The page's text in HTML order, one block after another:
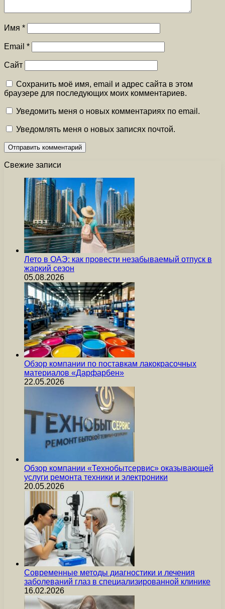
Имя *
Email *
Сайт
Сохранить моё имя, email и адрес сайта в этом
браузере для последующих моих комментариев.
Уведомить меня о новых комментариях по email.
Уведомлять меня о новых записях почтой.
Свежие записи
Лето в ОАЭ: как провести незабываемый отпуск в
жаркий сезон
05.08.2026
Обзор компании по поставкам лакокрасочных
материалов «Дарфарбен»
22.05.2026
Обзор компании «Технобытсервис» оказывающей
услуги ремонта техники и электроники
20.05.2026
Современные методы диагностики и лечения
заболеваний глаз в специализированной клинике
16.02.2026